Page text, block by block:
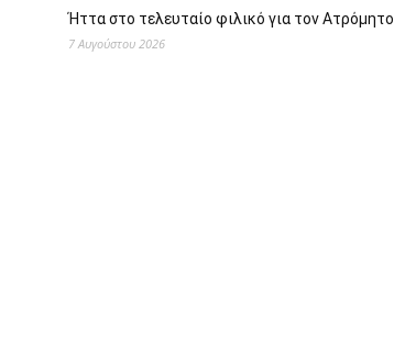
Ήττα στο τελευταίο φιλικό για τον Ατρόμητο
7 Αυγούστου 2026